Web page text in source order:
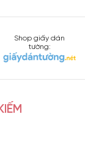
Shop giấy dán
tường: